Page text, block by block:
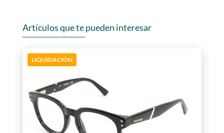
Artículos que te pueden interesar
LIQUIDACIÓN